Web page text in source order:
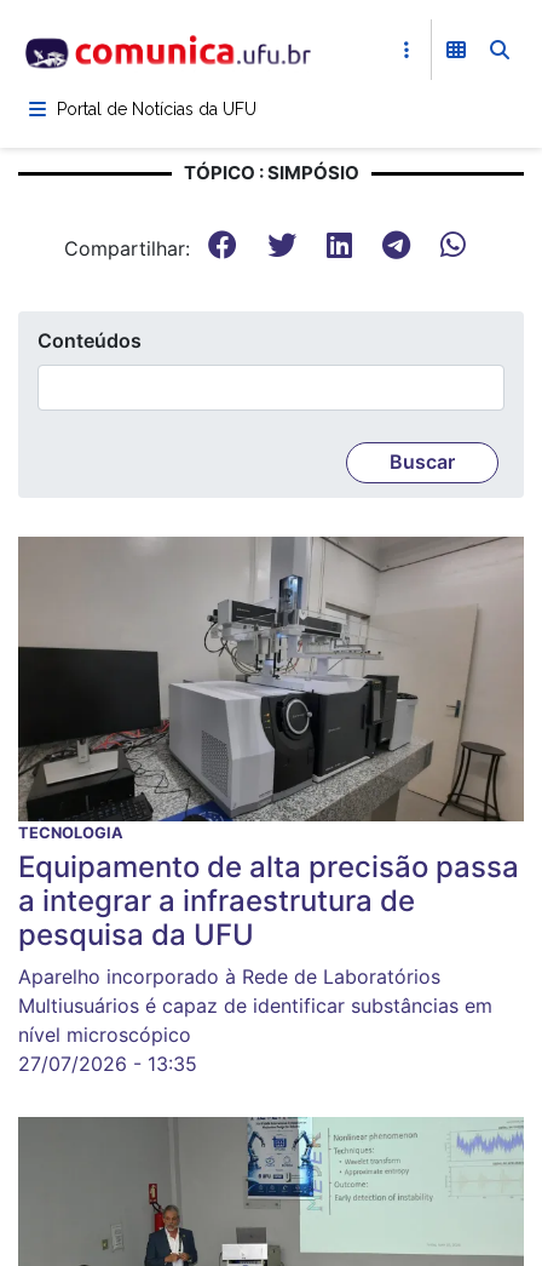
para
conteúdoPortal de Notícias da UFU
TÓPICO : SIMPÓSIO
Compartilhar:
Conteúdos
TECNOLOGIA
Equipamento de alta precisão passa
a integrar a infraestrutura de
pesquisa da UFU
Aparelho incorporado à Rede de Laboratórios
Multiusuários é capaz de identificar substâncias em
nível microscópico
27/07/2026 - 13:35